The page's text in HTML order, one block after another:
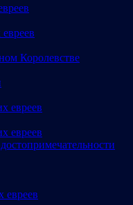
Королевстве
евреев
евреев
евреев